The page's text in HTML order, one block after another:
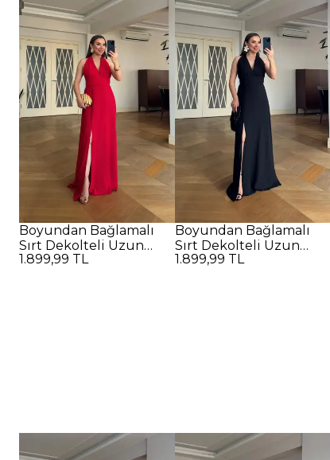
Boyundan Bağlamalı
Sırt Dekolteli Uzun
Elbise - Kırmızı
1.899,99 TL
Boyundan Bağlamalı
Sırt Dekolteli Uzun
Elbise - SİYAH
1.899,99 TL